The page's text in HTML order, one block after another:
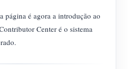
página é agora a introdução ao
Center é o sistema